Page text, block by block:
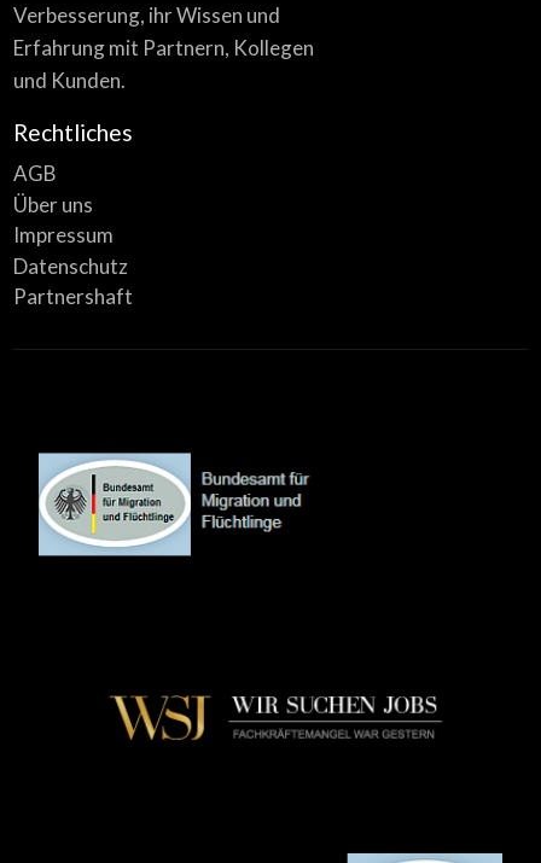
Verbesserung, ihr Wissen und
Erfahrung mit Partnern, Kollegen
und Kunden.
Rechtliches
AGB
Über uns
Impressum
Datenschutz
Partnershaft